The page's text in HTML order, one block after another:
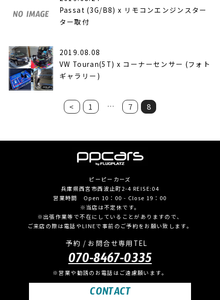
Passat (3G/B8) x リモコンエンジンスター
ター取付
2019.08.08
VW Touran(5T) x コーナーセンサー (フォト
ギャラリー)
< 1 … 7 8
ピーピーカーズ
兵庫県西宮市西波止町2-4 REISE:04
営業時間 Open 10：00 - Close 19：00
※当店は不定休です。
※出張作業等で不在にしていることがありますので、
ご来店の際は電話やLINEで事前のご予約をお願い致します。
予約 / お問合せ専用TEL
070-8467-0335
※営業や勧誘のお電話はご遠慮願います。
CONTACT